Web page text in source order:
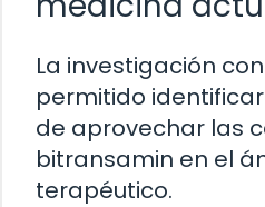
La investigación
permitido
de aprovechar las
bitransamin en el
terapéutico.